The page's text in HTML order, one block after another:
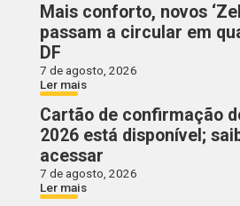
Mais conforto, novos
passam a circular em
DF
7 de agosto, 2026
Ler mais
Cartão de confirmação
2026 está disponível;
acessar
7 de agosto, 2026
Ler mais